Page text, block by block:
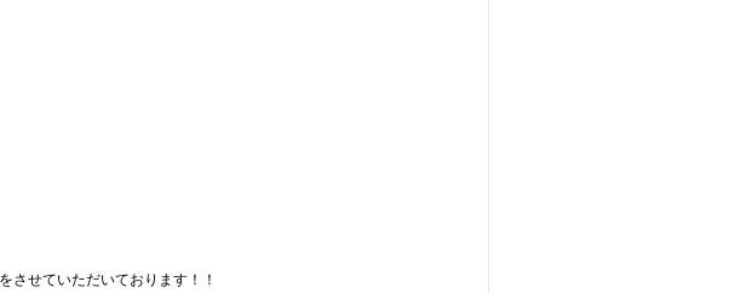
させていただいております！！